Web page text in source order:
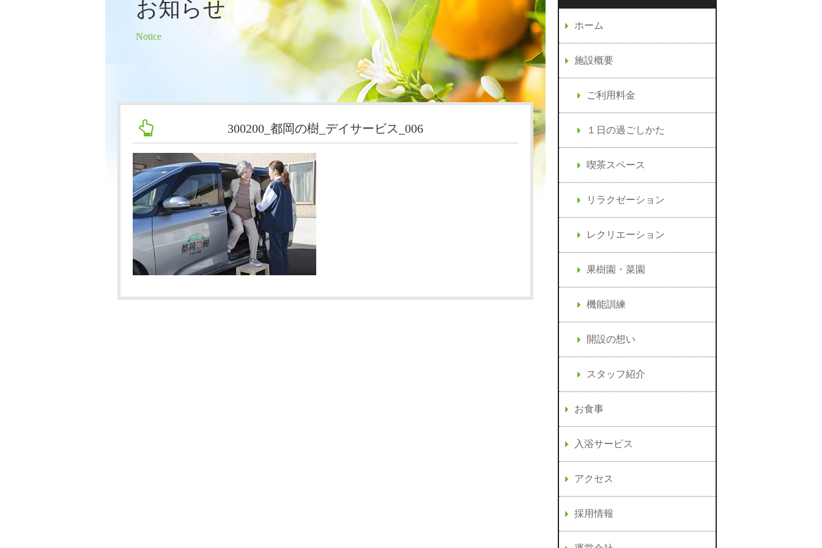
機能訓練
開設の想い
スタッフ紹介
お知らせ
Notice
300200_都岡の樹_デイサービス_006
ホーム
施設概要
ご利用料金
１日の過ごしかた
喫茶スペース
リラクゼーション
レクリエーション
果樹園・菜園
機能訓練
開設の想い
スタッフ紹介
お食事
入浴サービス
アクセス
採用情報